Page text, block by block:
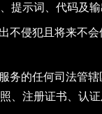
提示词、代码及输
不侵犯且将来不
务的任何司法管
、注册证书、认证